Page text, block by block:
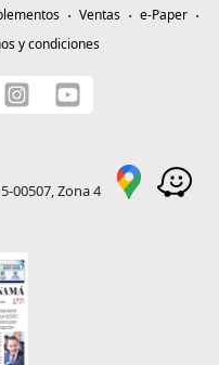
Ventas
e-Paper
y condiciones
00507, Zona 4